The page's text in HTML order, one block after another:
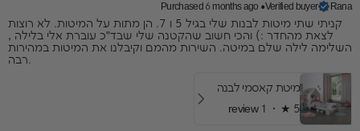
Rana
Verified buyer
•
Purchased 6 months ago
קניתי שתי מיטות לבנות שלי בגיל 5 ו 7. הן מתות על המיטות. לא רוצות
לצאת מהחדר :) והכי חשוב שהקטנה שלי שבד״כ עוברת אלי בלילה ,
השלימה לילה שלם במיטה. השירות מהמם וקיבלנו את המיטות במהירות
רבה.
מיטת קאסמי לבנה
5
★ ·
1 review